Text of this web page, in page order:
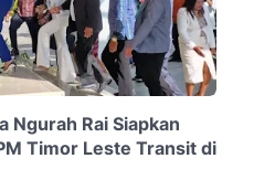
Ngurah Rai Siapkan
Timor Leste Transit di